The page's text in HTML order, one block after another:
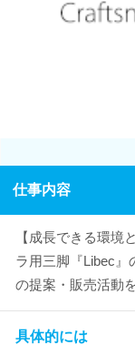
仕事内容
【成長できる環境
ラ用三脚『Libec』
の提案・販売活動
具体的には